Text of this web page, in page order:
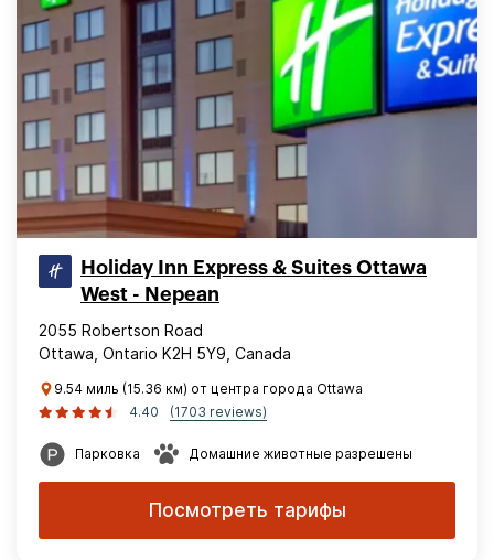
Holiday Inn Express & Suites Ottawa
West - Nepean
2055 Robertson Road
Ottawa, Ontario K2H 5Y9, Canada
9.54 миль (15.36 км) от центра города Ottawa
4.40
(1703 reviews)
Парковка Домашние животные разрешены
Посмотреть тарифы